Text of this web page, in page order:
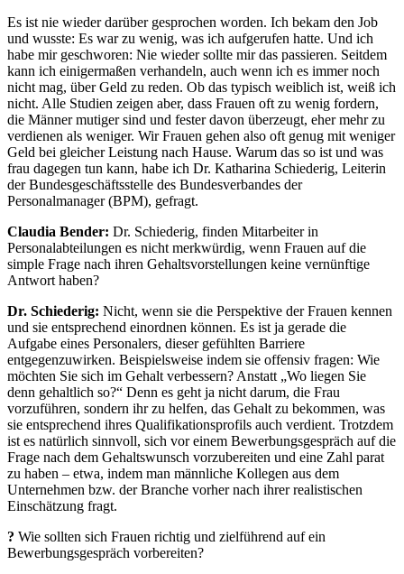
Es ist nie wieder darüber gesprochen worden. Ich bekam den Job
und wusste: Es war zu wenig, was ich aufgerufen hatte. Und ich
habe mir geschworen: Nie wieder sollte mir das passieren. Seitdem
kann ich einigermaßen verhandeln, auch wenn ich es immer noch
nicht mag, über Geld zu reden. Ob das typisch weiblich ist, weiß ich
nicht. Alle Studien zeigen aber, dass Frauen oft zu wenig fordern,
die Männer mutiger sind und fester davon überzeugt, eher mehr zu
verdienen als weniger. Wir Frauen gehen also oft genug mit weniger
Geld bei gleicher Leistung nach Hause. Warum das so ist und was
frau dagegen tun kann, habe ich Dr. Katharina Schiederig, Leiterin
der Bundesgeschäftsstelle des Bundesverbandes der
Personalmanager (BPM), gefragt.
Claudia Bender: Dr. Schiederig, finden Mitarbeiter in
Personalabteilungen es nicht merkwürdig, wenn Frauen auf die
simple Frage nach ihren Gehaltsvorstellungen keine vernünftige
Antwort haben?
Dr. Schiederig: Nicht, wenn sie die Perspektive der Frauen kennen
und sie entsprechend einordnen können. Es ist ja gerade die
Aufgabe eines Personalers, dieser gefühlten Barriere
entgegenzuwirken. Beispielsweise indem sie offensiv fragen: Wie
möchten Sie sich im Gehalt verbessern? Anstatt „Wo liegen Sie
denn gehaltlich so?“ Denn es geht ja nicht darum, die Frau
vorzuführen, sondern ihr zu helfen, das Gehalt zu bekommen, was
sie entsprechend ihres Qualifikationsprofils auch verdient. Trotzdem
ist es natürlich sinnvoll, sich vor einem Bewerbungsgespräch auf die
Frage nach dem Gehaltswunsch vorzubereiten und eine Zahl parat
zu haben – etwa, indem man männliche Kollegen aus dem
Unternehmen bzw. der Branche vorher nach ihrer realistischen
Einschätzung fragt.
? Wie sollten sich Frauen richtig und zielführend auf ein
Bewerbungsgespräch vorbereiten?